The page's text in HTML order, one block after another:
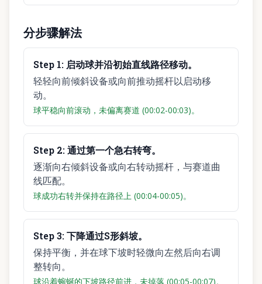
分步骤解法
Step 1: 启动球并沿初始直线路径移动。
轻轻向前倾斜设备或向前推动摇杆以启动移
动。
球平稳向前滚动，未偏离赛道 (00:02-00:03)。
Step 2:通过第一个急右转弯。
逐渐向右倾斜设备或向右转动摇杆，与赛道曲
线匹配。
球成功右转并保持在路径上 (00:04-00:05)。
Step3:下降通过S形斜坡。
保持平衡，并在球下坡时轻微向左然后向右调
整转向。
球沿着蜿蜒的下坡路径前进，未掉落 (00:05-00:07)。